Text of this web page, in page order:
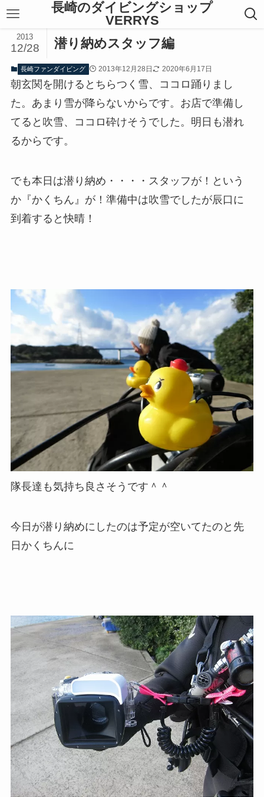
長崎のダイビングショップ
VERRYS
潜り納めスタッフ編
2013
12/28
長崎ファンダイビング 2013年12月28日 2020年6月17日
朝玄関を開けるとちらつく雪、ココロ踊りまし
た。あまり雪が降らないからです。お店で準備し
てると吹雪、ココロ砕けそうでした。明日も潜れ
るからです。
でも本日は潜り納め・・・・スタッフが！という
か『かくちん』が！準備中は吹雪でしたが辰口に
到着すると快晴！
隊長達も気持ち良さそうです＾＾
今日が潜り納めにしたのは予定が空いてたのと先
日かくちんに